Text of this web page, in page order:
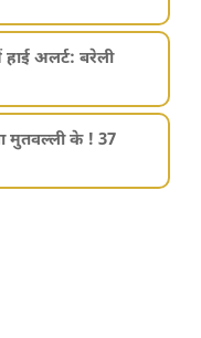
हाई अलर्ट: बरेली
मुतवल्ली के ! 37